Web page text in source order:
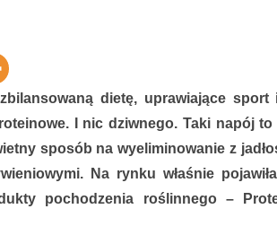
dietę, uprawiające
I nic dziwnego. Taki napój
sposób na wyeliminowanie z
Na rynku właśnie
pochodzenia roślinnego –